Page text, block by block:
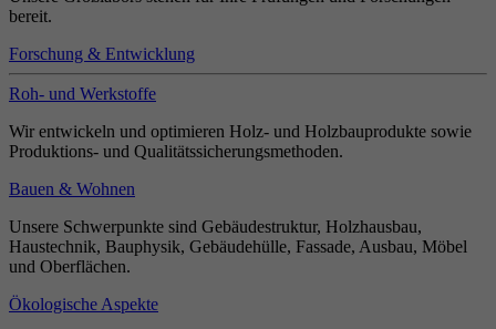
bereit.
Forschung & Entwicklung
Roh- und Werkstoffe
Wir entwickeln und optimieren Holz- und Holzbauprodukte sowie
Produktions- und Qualitätssicherungsmethoden.
Bauen & Wohnen
Unsere Schwerpunkte sind Gebäudestruktur, Holzhausbau,
Haustechnik, Bauphysik, Gebäudehülle, Fassade, Ausbau, Möbel
und Oberflächen.
Ökologische Aspekte